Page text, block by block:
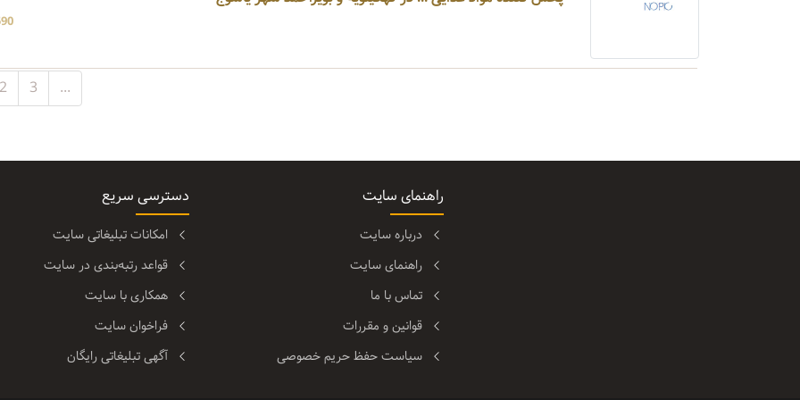
590
2 3 ...
راهنمای سایت
درباره سایت
راهنمای سایت
تماس با ما
قوانین و مقررات
سیاست حفظ حریم خصوصی
دسترسی سریع
امکانات تبلیغاتی سایت
قواعد رتبه‌بندی در سایت
همکاری با سایت
فراخوان سایت
آگهی تبلیغاتی رایگان